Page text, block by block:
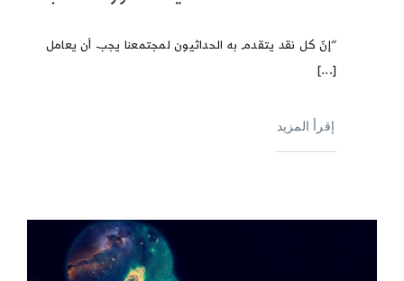
“إنّ كل نقد يتقدم به الحداثيون لمجتمعنا يجب أن يعامل
[...]
إقرأ المزيد